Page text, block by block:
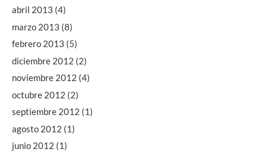
abril 2013 (4)
marzo 2013 (8)
febrero 2013 (5)
diciembre 2012 (2)
noviembre 2012 (4)
octubre 2012 (2)
septiembre 2012 (1)
agosto 2012 (1)
junio 2012 (1)